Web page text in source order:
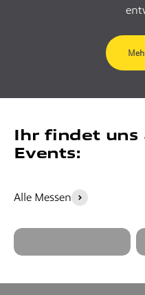
Ihr findet uns
Events:
Alle Messen
Caravan Salon
Mittlerweile
Deutschland,
und dir beim Einbau